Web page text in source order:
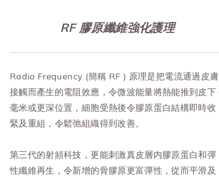
RF 膠原纖維強化護理
Radio Frequency (簡稱 RF ) 原理是把電流通過皮膚
接觸而產生的電阻效應，令微波能量將熱能推到皮下
毫米或更深位置，細胞受熱後令膠原蛋白結構即時收
緊及重組，令鬆弛組織得到改善。
第三代的射頻科技，更能刺激真皮層内膠原蛋白和彈
性纖維再生，令新增的骨膠原更富彈性，從而平滑及